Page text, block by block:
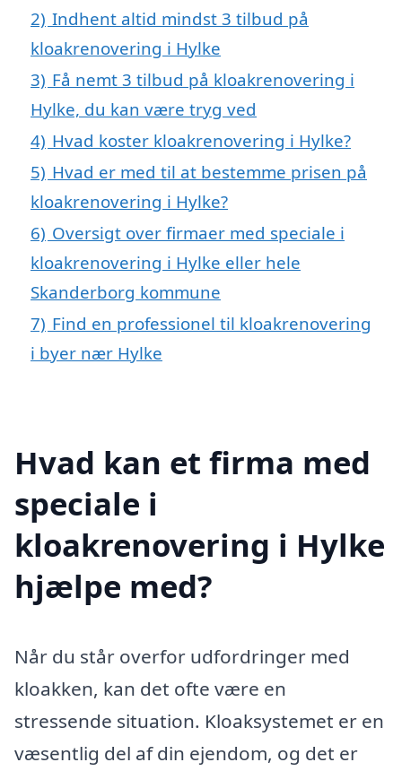
2) Indhent altid mindst 3 tilbud på
kloakrenovering i Hylke
3) Få nemt 3 tilbud på kloakrenovering i
Hylke, du kan være tryg ved
4) Hvad koster kloakrenovering i Hylke?
5) Hvad er med til at bestemme prisen på
kloakrenovering i Hylke?
6) Oversigt over firmaer med speciale i
kloakrenovering i Hylke eller hele
Skanderborg kommune
7) Find en professionel til kloakrenovering
i byer nær Hylke
Hvad kan et firma med
speciale i
kloakrenovering i Hylke
hjælpe med?
Når du står overfor udfordringer med
kloakken, kan det ofte være en
stressende situation. Kloaksystemet er en
væsentlig del af din ejendom, og det er